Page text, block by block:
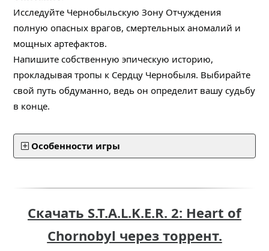
Исследуйте Чернобыльскую Зону Отчуждения
полную опасных врагов, смертельных аномалий и
мощных артефактов.
Напишите собственную эпическую историю,
прокладывая тропы к Сердцу Чернобыля. Выбирайте
свой путь обдуманно, ведь он определит вашу судьбу
в конце.
Особенности игры
Скачать S.T.A.L.K.E.R. 2: Heart of
Chornobyl через торрент.